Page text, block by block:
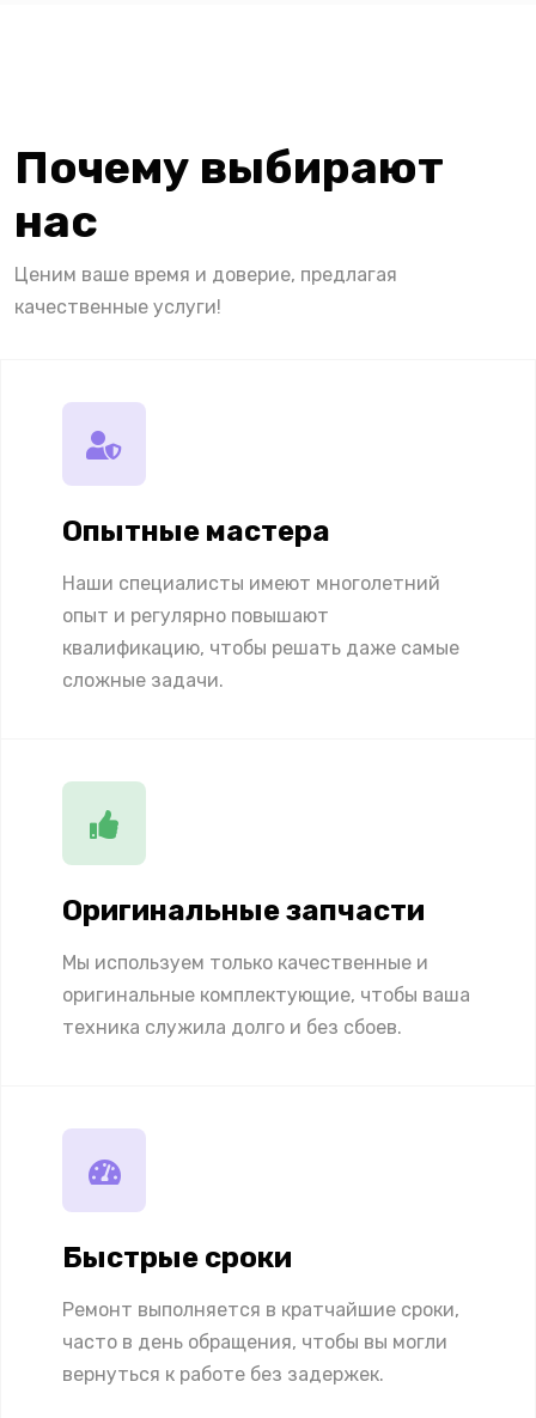
Почему выбирают
нас
Ценим ваше время и доверие, предлагая
качественные услуги!
Опытные мастера
Наши специалисты имеют многолетний
опыт и регулярно повышают
квалификацию, чтобы решать даже самые
сложные задачи.
Оригинальные запчасти
Мы используем только качественные и
оригинальные комплектующие, чтобы ваша
техника служила долго и без сбоев.
Быстрые сроки
Ремонт выполняется в кратчайшие сроки,
часто в день обращения, чтобы вы могли
вернуться к работе без задержек.